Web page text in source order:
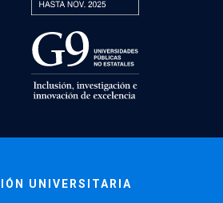
UNIVERSITARIA